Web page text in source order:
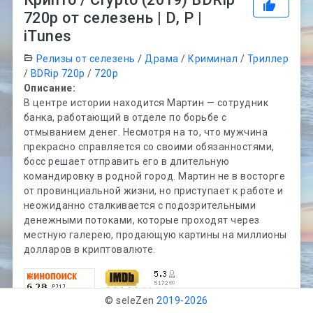
720p от селезень | D, P |
iTunes
Релизы от селезень /Драма / Криминал / Триллер
/ BDRip 720p / 720p
Описание:
В центре истории находится Мартин — сотрудник
банка, работающий в отделе по борьбе с
отмыванием денег. Несмотря на то, что мужчина
прекрасно справляется со своими обязанностями,
босс решает отправить его в длительную
командировку в родной город. Мартин не в восторге
от провинциальной жизни, но приступает к работе и
неожиданно сталкивается с подозрительными
денежными потоками, которые проходят через
местную галерею, продающую картины на миллионы
долларов в криптовалюте.
© seleZen2019-2026